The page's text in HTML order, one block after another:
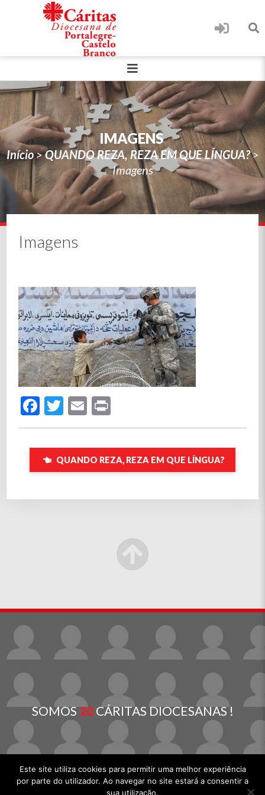
IMAGENS
Início>QUANDO REZA, REZA EM QUE LÍNGUA?>
Imagens
Imagens
Facebook
Twitter
Email
QUANDO REZA, REZA EM QUE LÍNGUA?
SOMOS20CÁRITAS DIOCESANAS !
Este site utiliza cookies para permitir uma melhor experiência
por parte do utilizador. Ao navegar no site estará a consentir a
sua utilização.